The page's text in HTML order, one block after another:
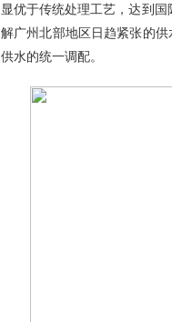
显优于传统处理工艺，达到
解广州北部地区日趋紧张的
供水的统一调配。